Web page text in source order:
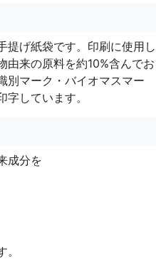
提げ紙袋です。印刷に使用し
由来の原料を約10%含んでお
別マーク・バイオマスマー
しています。
成分を